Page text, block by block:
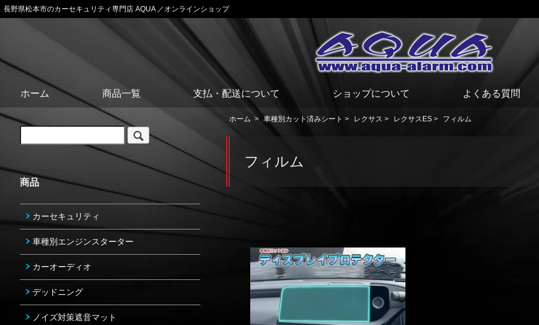
長野県松本市のカーセキュリティ専門店 AQUA ／オンラインショップ
ホーム 商品一覧 支払・配送について ショップについて よくある質問
ホーム > 車種別カット済みシート > レクサス > レクサスES > フィルム
フィルム
商品
カーセキュリティ
車種別エンジンスターター
カーオーディオ
デッドニング
ノイズ対策遮音マット